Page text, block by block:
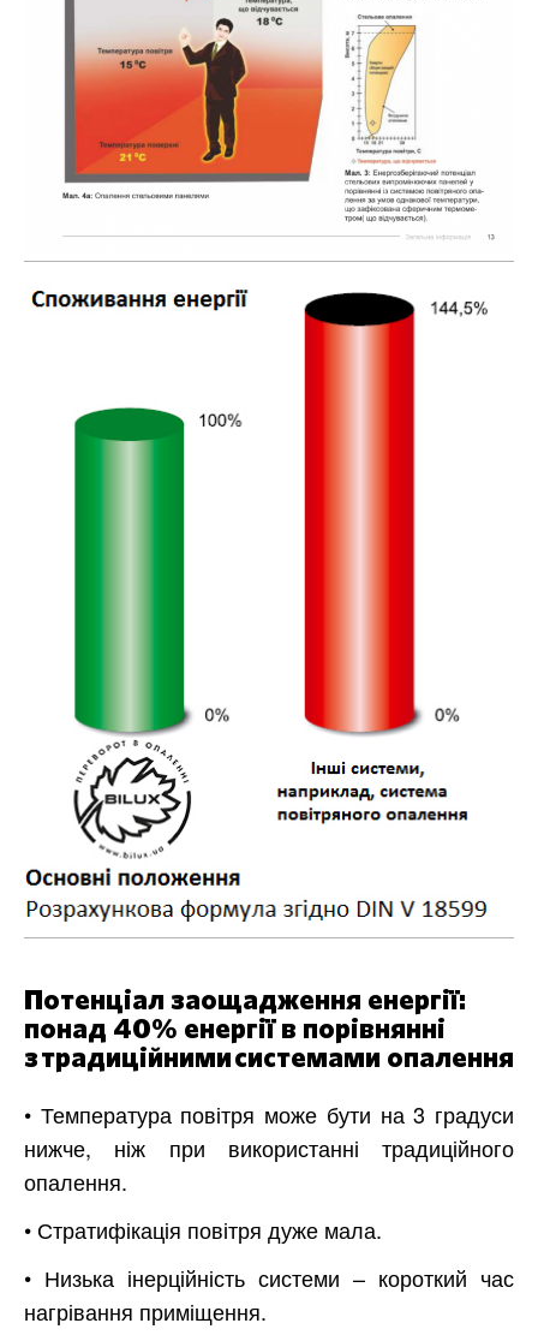
Потенціал заощадження енергії:
понад 40% енергії в порівнянні
з традиційними системами опалення
• Температура повітря може бути на 3 градуси
нижче, ніж при використанні традиційного
опалення.
• Стратифікація повітря дуже мала.
• Низька інерційність системи – короткий час
нагрівання приміщення.